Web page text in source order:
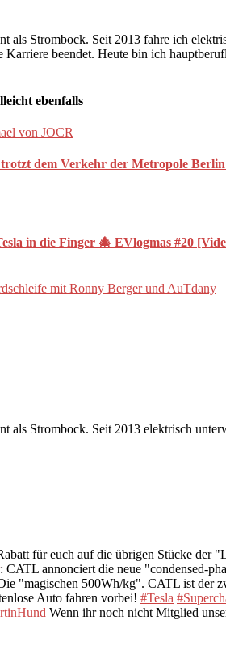
als Strombock. Seit 2013 fahre ich
Karriere beendet. Heute bin ich
ebenfalls
dem Verkehr der Metropole
in die Finger 🎄 EVlogmas #20
als Strombock. Seit 2013 elektrisch
für euch auf die übrigen Stücke der
: CATL annonciert die neue "condensed-
"magischen 500Wh/kg". CATL ist der
Auto fahren vorbei! #Tesla
Wenn ihr noch nicht Mitglied